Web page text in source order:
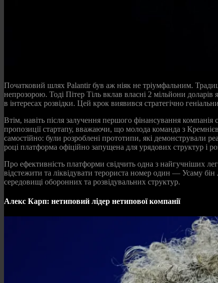
Початковий шлях Palantir був аж ніяк не тріумфальним.
непрозорою. Тоді Пітер Тіль вклав власні 2 мільйони
в інтересах розвідки. Цей крок виявився стратегічно
Втім, навіть після залучення першого фінансування
пропозиції стартапу, вважаючи, що молода команда з
самостійно: були розроблені прототипи, які демонстрували
році платформа офіційно запущена для урядових структур і
Про ефективність платформи свідчить одна з найгучніших
відстежити та ліквідувати терориста номер один — Усаму
середовищі оборонних та розвідувальних структур.
Алекс Карп: нетиповий лідер нетипової компанії